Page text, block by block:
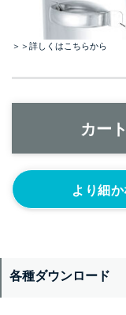
＞＞詳しくはこちらから
より細
各種ダウンロード